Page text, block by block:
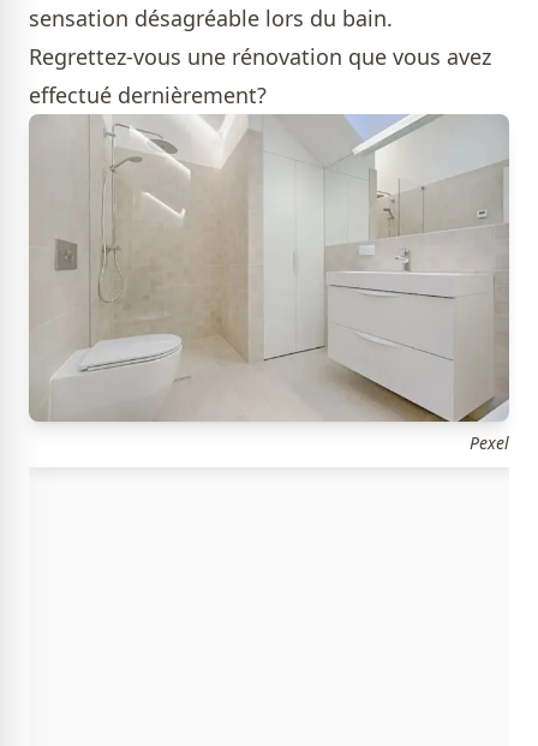
sensation désagréable lors du bain.
Regrettez-vous une rénovation que vous avez
effectué dernièrement?
Pexel